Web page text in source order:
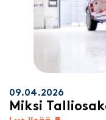
09.04.2026
Miksi